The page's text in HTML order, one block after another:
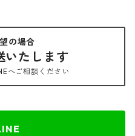
の場合
いたします
へご相談ください